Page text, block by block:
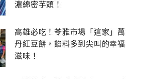
濃綿密芋頭！
高雄必吃！苓雅市場「這家」萬
丹紅豆餅，餡料多到尖叫的幸福
滋味！